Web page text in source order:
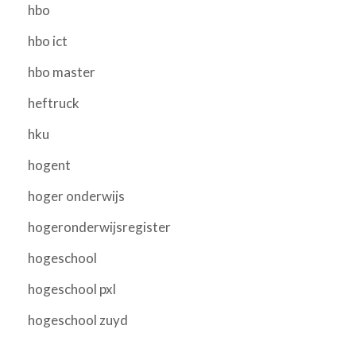
hbo
hbo ict
hbo master
heftruck
hku
hogent
hoger onderwijs
hogeronderwijsregister
hogeschool
hogeschool pxl
hogeschool zuyd